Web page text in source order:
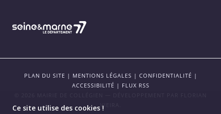
Ce site utilise des cookies !
PLAN DU SITE | MENTIONS LÉGALES | CONFIDENTIALITÉ |
ACCESSIBILITÉ | FLUX RSS
VIEIRA